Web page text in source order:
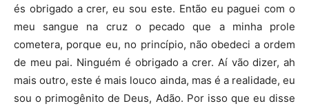
és obrigado a crer, eu sou este. Então eu paguei com o
meu sangue na cruz o pecado que a minha prole
cometera, porque eu, no princípio, não obedeci a ordem
de meu pai. Ninguém é obrigado a crer. Aí vão dizer, ah
mais outro, este é mais louco ainda, mas é a realidade, eu
sou o primogênito de Deus, Adão. Por isso que eu disse